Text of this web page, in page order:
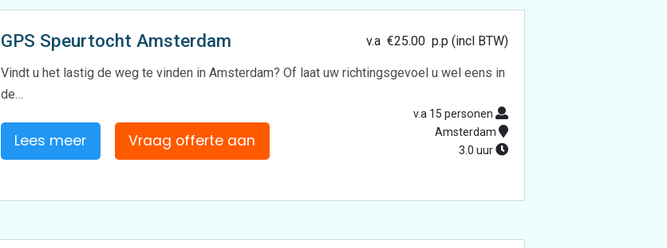
GPS Speurtocht Amsterdam v.a €25.00p.p (incl BTW)
Vindt u het lastig de weg te vinden in Amsterdam? Of laat uw richtingsgevoel u wel eens in
de…
v.a 15 personen
Amsterdam
3.0 uur
Lees meer Vraag offerte aan